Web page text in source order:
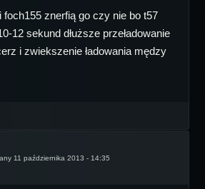
znerfią go czy nie bo t57
12 sekund dłuższe przeładowanie
i zwiekszenie ładowania mędzy
11 października 2013 - 14:35